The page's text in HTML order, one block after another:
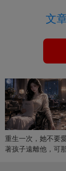
文
重生一次，她不要
著孩子遠離他，可